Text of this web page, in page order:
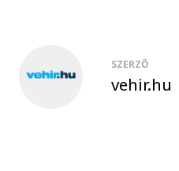
SZERZŐ
vehir.hu